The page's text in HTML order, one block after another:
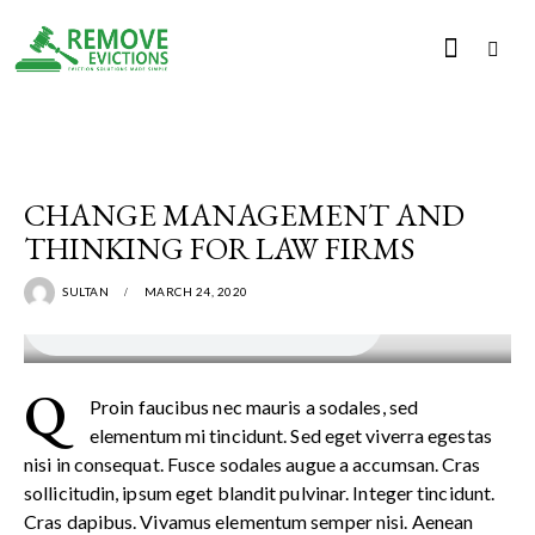
CHANGE MANAGEMENT AND
THINKING FOR LAW FIRMS
SULTAN MARCH 24, 2020
Q
Proin faucibus nec mauris a sodales, sed
elementum mi tincidunt. Sed eget viverra egestas
nisi in consequat. Fusce sodales augue a accumsan. Cras
sollicitudin, ipsum eget blandit pulvinar. Integer tincidunt.
Cras dapibus. Vivamus elementum semper nisi. Aenean